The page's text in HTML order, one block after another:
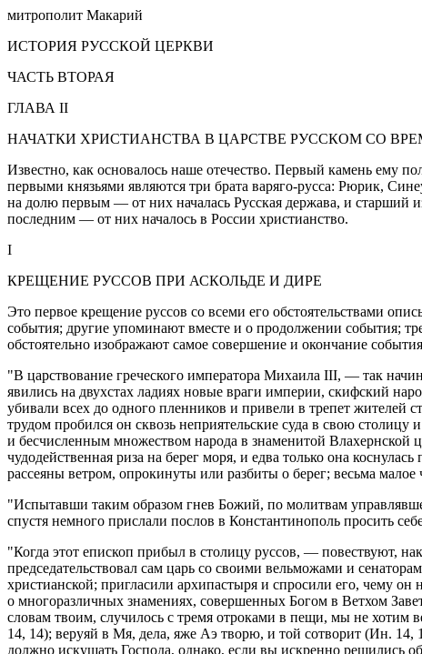
митрополит Макарий
ИСТОРИЯ РУССКОЙ ЦЕРКВИ
ЧАСТЬ ВТОРАЯ
ГЛАВА II
НАЧАТКИ ХРИСТИАНСТВА В ЦАРСТВЕ РУССКОМ СО
Известно, как основалось наше отечество. Первый камень ему
первыми князьями являются три брата варяго-русса: Рюрик,
на долю первым — от них началась Русская держава, и старший
последним — от них началось в России христианство.
I
КРЕЩЕНИЕ РУССОВ ПРИ АСКОЛЬДЕ И ДИРЕ
Это первое крещение руссов со всеми его обстоятельствами
события; другие упоминают вместе и о продолжении события;
обстоятельно изображают самое совершение и окончание
"В царствование греческого императора Михаила III, — так
явились на двухстах ладиях новые враги империи, скифский
убивали всех до одного пленников и привели в трепет жителей
трудом пробился он сквозь неприятельские суда в свою
и бесчисленным множеством народа в знаменитой Влахернской
чудодейственная риза на берег моря, и едва только она
рассеяны ветром, опрокинуты или разбиты о берег; весьма
"Испытавши таким образом гнев Божий, по молитвам
спустя немного прислали послов в Константинополь просить
"Когда этот епископ прибыл в столицу руссов, — повествуют,
председательствовал сам царь со своими вельможами и
христианской; пригласили архипастыря и спросили его, чему он
о многоразличных знамениях, совершенных Богом в Ветхом
словам твоим, случилось с тремя отроками в пещи, мы не
14, 14); веруяй в Мя, дела, яже Аэ творю, и той сотворит (Ин. 14,
должно искушать Господа, однако, если вы искренно решились